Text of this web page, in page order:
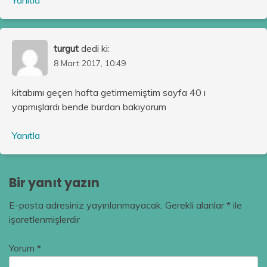
turgut dedi ki:
8 Mart 2017, 10:49
kitabımı geçen hafta getirmemiştim sayfa 40 ı
yapmışlardı bende burdan bakıyorum
Yanıtla
Bir yanıt yazın
E-posta adresiniz yayınlanmayacak. Gerekli alanlar* ile
işaretlenmişlerdir
Yorum *